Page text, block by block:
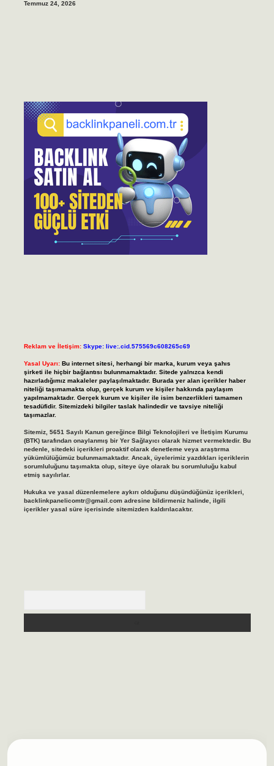
Temmuz 24, 2026
Reklam ve İletişim: Skype: live:.cid.575569c608265c69
Yasal Uyarı: Bu internet sitesi, herhangi bir marka, kurum veya şahıs
şirketi ile hiçbir bağlantısı bulunmamaktadır. Sitede yalnızca kendi
hazırladığımız makaleler paylaşılmaktadır. Burada yer alan içerikler haber
niteliği taşımamakta olup, gerçek kurum ve kişiler hakkında paylaşım
yapılmamaktadır. Gerçek kurum ve kişiler ile isim benzerlikleri tamamen
tesadüfidir. Sitemizdeki bilgiler taslak halindedir ve tavsiye niteliği
taşımazlar.
Sitemiz, 5651 Sayılı Kanun gereğince Bilgi Teknolojileri ve İletişim Kurumu
(BTK) tarafından onaylanmış bir Yer Sağlayıcı olarak hizmet vermektedir. Bu
nedenle, sitedeki içerikleri proaktif olarak denetleme veya araştırma
yükümlülüğümüz bulunmamaktadır. Ancak, üyelerimiz yazdıkları içeriklerin
sorumluluğunu taşımakta olup, siteye üye olarak bu sorumluluğu kabul
etmiş sayılırlar.
Hukuka ve yasal düzenlemelere aykırı olduğunu düşündüğünüz içerikleri,
backlinkpanelicomtr@gmail.comadresine bildirmeniz halinde, ilgili
içerikler yasal süre içerisinde sitemizden kaldırılacaktır.